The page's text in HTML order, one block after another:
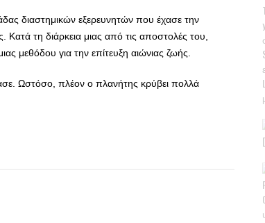
διαστημικών εξερευνητών που έχασε την
τη διάρκεια μιας από τις αποστολές του,
μεθόδου για την επίτευξη αιώνιας ζωής.
Ωστόσο, πλέον ο πλανήτης κρύβει πολλά